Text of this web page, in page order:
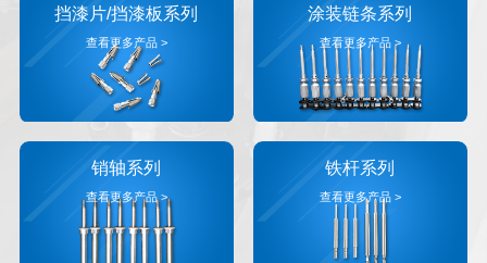
挡漆片/挡漆板系列
查看更多产品 >
涂装链条系列
查看更多产品 >
销轴系列
查看更多产品 >
铁杆系列
查看更多产品 >